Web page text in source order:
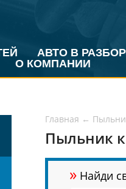
АВТО В РАЗБОР
О КОМПАНИИ
Главная ←
Пыльник
» Найди